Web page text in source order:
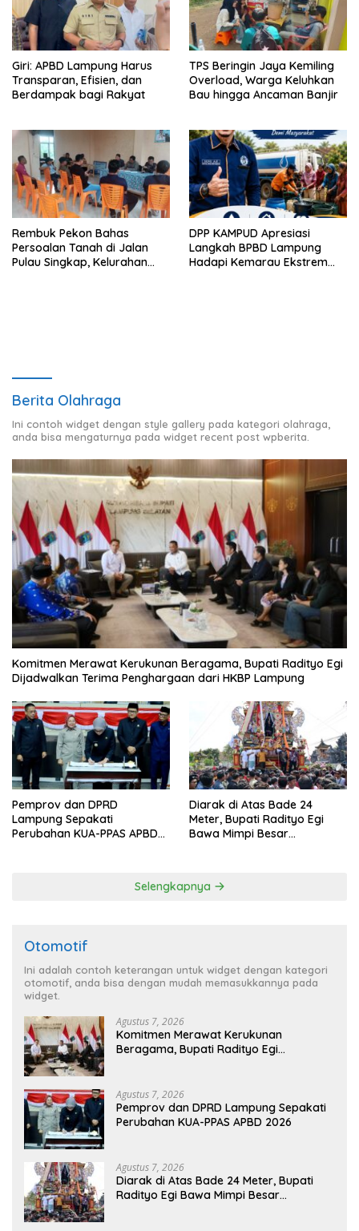
Giri: APBD Lampung Harus
Transparan, Efisien, dan
Berdampak bagi Rakyat
TPS Beringin Jaya Kemiling
Overload, Warga Keluhkan
Bau hingga Ancaman Banjir
Rembuk Pekon Bahas
Persoalan Tanah di Jalan
Pulau Singkap, Kelurahan
DPP KAMPUD Apresiasi
Langkah BPBD Lampung
Hadapi Kemarau Ekstrem
Berita Olahraga
Ini contoh widget dengan style gallery pada kategori olahraga,
anda bisa mengaturnya pada widget recent post wpberita.
Komitmen Merawat Kerukunan Beragama, Bupati Radityo Egi
Dijadwalkan Terima Penghargaan dari HKBP Lampung
Pemprov dan DPRD
Lampung Sepakati
Perubahan KUA-PPAS APBD
Diarak di Atas Bade 24
Meter, Bupati Radityo Egi
Bawa Mimpi Besar
Selengkapnya
Otomotif
Ini adalah contoh keterangan untuk widget dengan kategori
otomotif, anda bisa dengan mudah memasukkannya pada
widget.
Agustus 7, 2026
Komitmen Merawat Kerukunan
Beragama, Bupati Radityo Egi
Agustus 7, 2026
Pemprov dan DPRD Lampung Sepakati
Perubahan KUA-PPAS APBD 2026
Agustus 7, 2026
Diarak di Atas Bade 24 Meter, Bupati
Radityo Egi Bawa Mimpi Besar